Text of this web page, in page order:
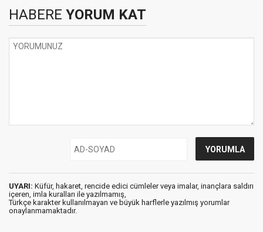
HABERE YORUM KAT
UYARI: Küfür, hakaret, rencide edici cümleler veya imalar, inançlara saldırı
içeren, imla kuralları ile yazılmamış,
Türkçe karakter kullanılmayan ve büyük harflerle yazılmış yorumlar
onaylanmamaktadır.